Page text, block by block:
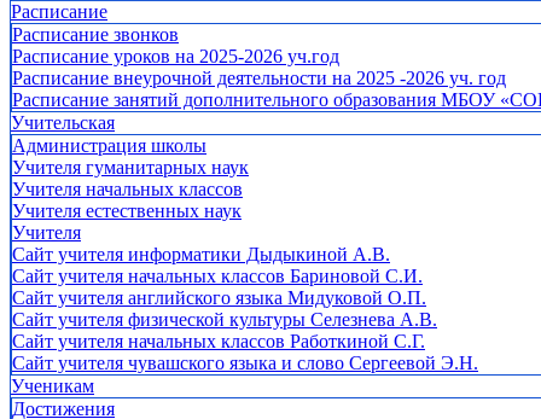
Расписание
Расписание звонков
Расписание уроков на 2025-2026 уч.год
Расписание внеурочной деятельности на 2025 -2026 уч. год
Расписание занятий дополнительного образования МБОУ
Учительская
Администрация школы
Учителя гуманитарных наук
Учителя начальных классов
Учителя естественных наук
Учителя
Cайт учителя информатики Дыдыкиной А.В.
Сайт учителя начальных классов Бариновой С.И.
Сайт учителя английского языка Мидуковой О.П.
Сайт учителя физической культуры Селезнева А.В.
Сайт учителя начальных классов Работкиной С.Г.
Сайт учителя чувашского языка и слово Сергеевой Э.Н.
Ученикам
Достижения